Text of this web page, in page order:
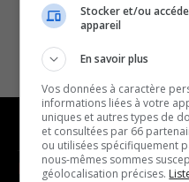
NOUVELLES
Stocker et/ou
appareil
En savoir plus
Vos données à caractère
informations liées à votre
uniques et autres types de
et consultées par 66
ou utilisées spécifiquement
nous-mêmes sommes
géolocalisation précises.